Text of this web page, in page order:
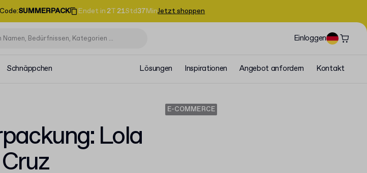
Code:SUMMERPACK Endet in 2T 21Std37MinJetzt shoppen
Einloggen
Schnäppchen Lösungen Inspirationen Angebot anfordern Kontakt
Lola
Cruz
E-COMMERCE